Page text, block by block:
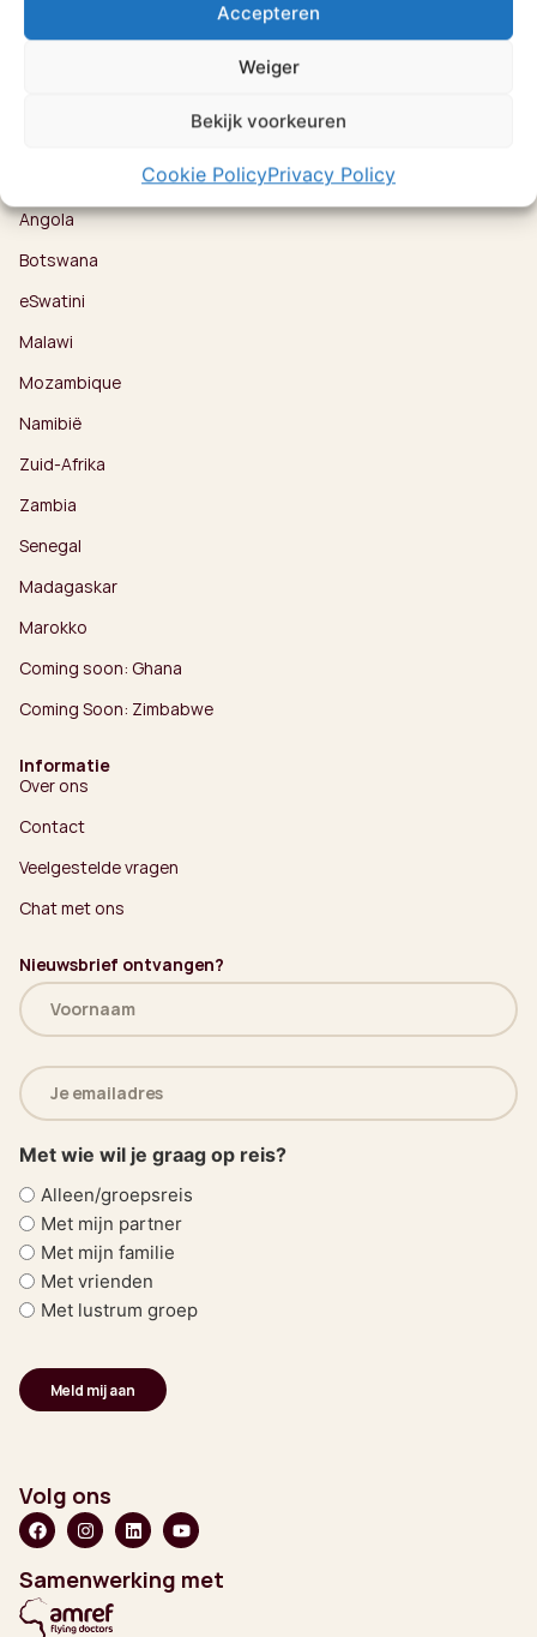
Accepteren
Weiger
Bekijk voorkeuren
Cookie PolicyPrivacy Policy
Bestemmingen
Angola
Botswana
eSwatini
Malawi
Mozambique
Namibië
Zuid-Afrika
Zambia
Senegal
Madagaskar
Marokko
Coming soon: Ghana
Coming Soon: Zimbabwe
Informatie
Over ons
Contact
Veelgestelde vragen
Chat met ons
Nieuwsbrief ontvangen?
Naam
(Vereist)
E-
mailadres
(Vereist)
Met wie wil je graag op reis?
Alleen/groepsreis
Met mijn partner
Met mijn familie
Met vrienden
Met lustrum groep
Volg ons
Samenwerking met